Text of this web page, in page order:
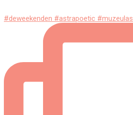
#deweekenden #astrapoetic